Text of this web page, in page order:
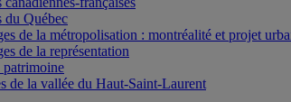
du Québec
de la métropolisation : montréalité et projet
de la représentation
de la vallée du Haut-Saint-Laurent